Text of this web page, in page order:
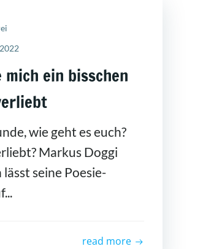
mich ein bisschen
wie geht es euch?
Markus Doggi
seine Poesie-
read more